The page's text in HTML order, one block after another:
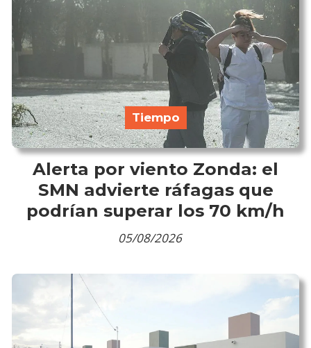
Alerta por viento Zonda: el
SMN advierte ráfagas que
podrían superar los 70 km/h
Tiempo
05/08/2026